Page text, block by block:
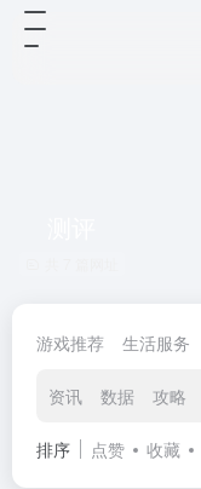
游戏推荐 生活服务
资讯 数据 攻略
排序 点赞 收藏